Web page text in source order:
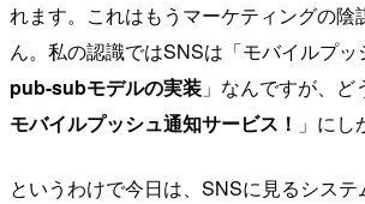
れます。これはもうマーケティングの陰
ん。私の認識ではSNSは「モバイルプッ
pub-subモデルの実装 」なんですが、ど
モバイルプッシュ通知サービス！ 」にし
というわけで今日は、SNSに見るシス